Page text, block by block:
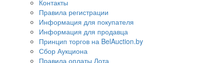
Контакты
Правила регистрации
Информация для покупателя
Информация для продавца
Принцип торгов на BelAuction.by
Сбор Аукциона
Правила оплаты Лота